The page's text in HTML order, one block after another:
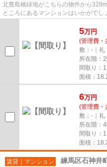
北豊島橋緑地がこちらの物件から
ところにあるマンションはいかがで
5万円
(管理費・
敷：-｜礼
所在階：
間取り：
面積：
6万円
(管理費・
敷：-｜礼
所在階：
間取り：
面積：
賃貸｜マンション 練馬区石神井